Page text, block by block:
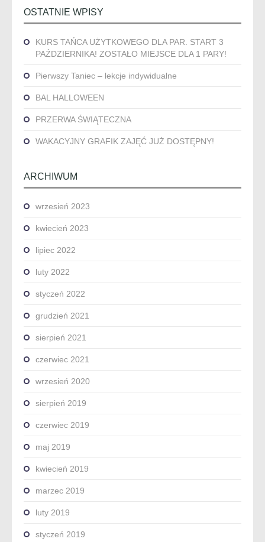
OSTATNIE WPISY
KURS TAŃCA UŻYTKOWEGO DLA PAR. START 3
PAŹDZIERNIKA! ZOSTAŁO MIEJSCE DLA 1 PARY!
Pierwszy Taniec – lekcje indywidualne
BAL HALLOWEEN
PRZERWA ŚWIĄTECZNA
WAKACYJNY GRAFIK ZAJĘĆ JUŻ DOSTĘPNY!
ARCHIWUM
wrzesień 2023
kwiecień 2023
lipiec 2022
luty 2022
styczeń 2022
grudzień 2021
sierpień 2021
czerwiec 2021
wrzesień 2020
sierpień 2019
czerwiec 2019
maj 2019
kwiecień 2019
marzec 2019
luty 2019
styczeń 2019